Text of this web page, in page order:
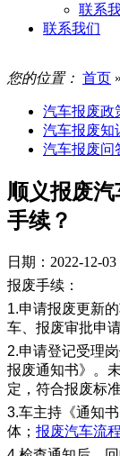
联系
联系我们
您的位置： 首页 »
汽车报废政
汽车报废知
汽车报废问
顺义报废
手续？
日期：2022-12-03
报废手续：
1.申请报废更新
车、报废审批申
2.申请登记受理
报废通知书》。
定，符合报废标
3.车主持《通知
体； 报废汽车流程